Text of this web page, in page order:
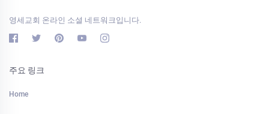
영세교회 온라인 소셜 네트워크입니다.
주요 링크
Home